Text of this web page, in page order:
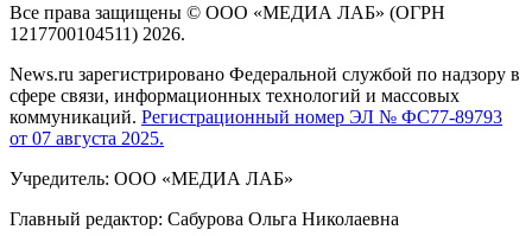
Все права защищены © ООО «МЕДИА ЛАБ» (ОГРН
1217700104511) 2026.
News.ru зарегистрировано Федеральной службой по надзору в
сфере связи, информационных технологий и массовых
коммуникаций. Регистрационный номер ЭЛ № ФС77-89793
от 07 августа 2025.
Учредитель: ООО «МЕДИА ЛАБ»
Главный редактор: Сабурова Ольга Николаевна